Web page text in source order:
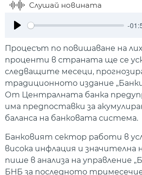
Слушай новината
-
Процесът по повишаване на
проценти в страната ще се
следващите месеци,
традиционното издание
От Централната банка
има предпоставки за
баланса на банковата система.
Банковият сектор работи в
висока инфлация и значителна
пише в анализа на управление
БНБ за последното